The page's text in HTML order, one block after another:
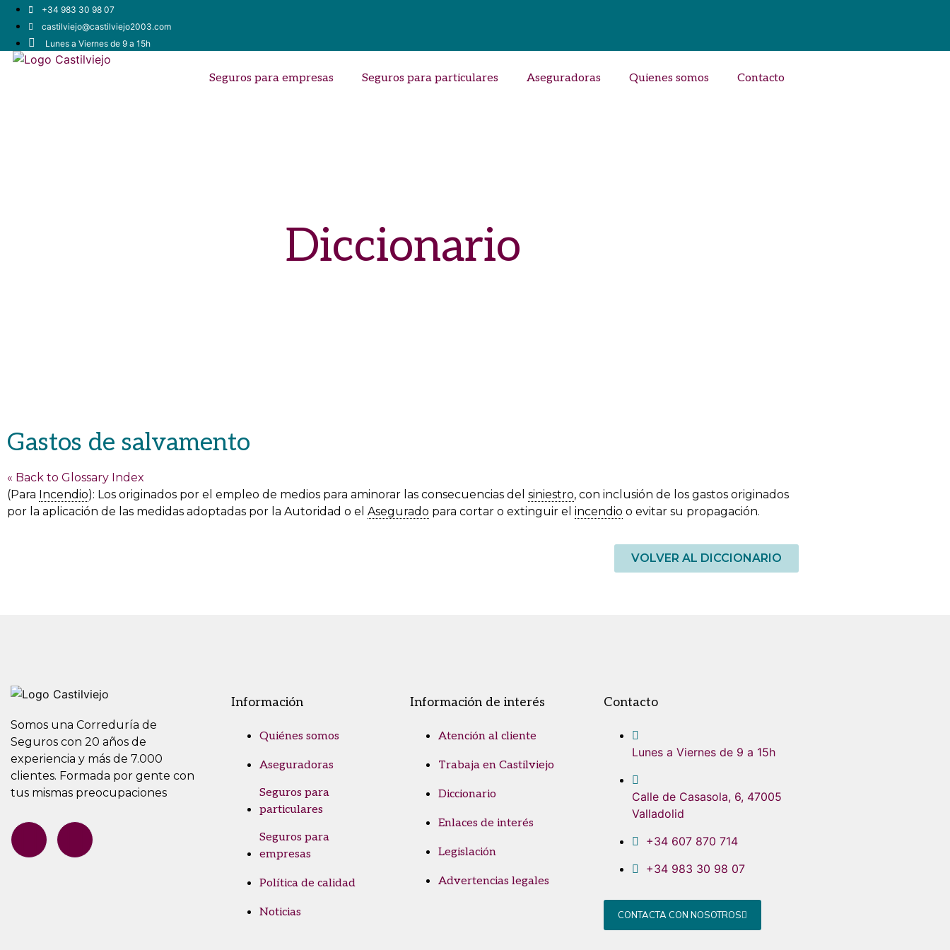
+34 983 30 98 07
castilviejo@castilviejo2003.com
Lunes a Viernes de 9 a 15h
Seguros para empresas Seguros para particulares Aseguradoras Quienes somos Contacto
Diccionario
Gastos de salvamento
« Back to Glossary Index
(Para Incendio): Los originados por el empleo de medios para aminorar las consecuencias del siniestro, con inclusión de los gastos originados
por la aplicación de las medidas adoptadas por la Autoridad o el Asegurado para cortar o extinguir el incendio o evitar su propagación.
VOLVER AL DICCIONARIO
Somos una Correduría de
Seguros con 20 años de
experiencia y más de 7.000
clientes. Formada por gente con
tus mismas preocupaciones
Información
Quiénes somos
Aseguradoras
Seguros para
particulares
Seguros para
empresas
Política de calidad
Noticias
Información de interés
Atención al cliente
Trabaja en Castilviejo
Diccionario
Enlaces de interés
Legislación
Advertencias legales
Contacto
Lunes a Viernes de 9 a 15h
Calle de Casasola, 6, 47005
Valladolid
+34 607 870 714
+34 983 30 98 07
CONTACTA CON NOSOTROS